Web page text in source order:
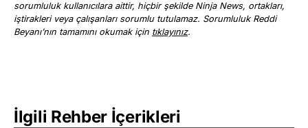
sorumluluk kullanıcılara aittir, hiçbir şekilde Ninja News, ortakları,
iştirakleri veya çalışanları sorumlu tutulamaz. Sorumluluk Reddi
Beyanı’nın tamamını okumak için tıklayınız.
İlgili Rehber İçerikleri